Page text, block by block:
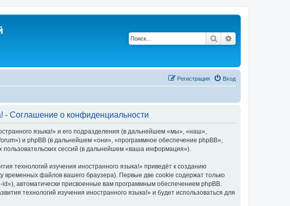
Поиск
Вход
Регистрация
- Соглашение о конфиденциальности
языка!» и его подразделения (в дальнейшем «мы», «наш»,
и phpBB (в дальнейшем «они», «программное обеспечение phpBB»,
сессий (в дальнейшем «ваша информация»).
технологий изучения иностранного языка!» приведёт к созданию
файлов вашего браузера). Первые две cookie содержат только
автоматически присвоенные вам программным обеспечением phpBB.
технологий изучения иностранного языка!» и будет использоваться для